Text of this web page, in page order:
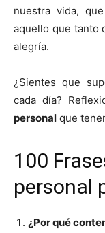
nuestra vida,
aquello que tanto
alegría.
¿Sientes que
cada día?
personal que
100
personal
¿Por qué